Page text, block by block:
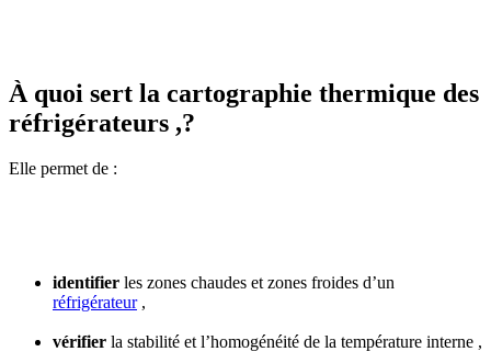
À quoi sert la cartographie thermique des
réfrigérateurs ,?
Elle permet de :
identifier les zones chaudes et zones froides d’un
réfrigérateur,
vérifier la stabilité et l’homogénéité de la température interne ,